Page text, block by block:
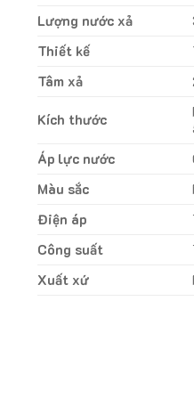
Lượng nước xả
Thiết kế
Tâm xả
Kích thước
Áp lực nước
Màu sắc
Điện áp
Công suất
Xuất xứ